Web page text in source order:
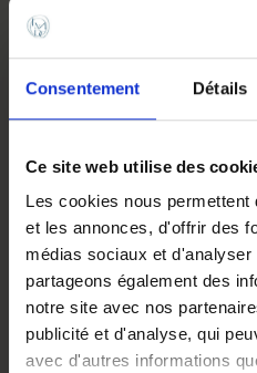
Consentement Détails
Ce site web utilise des
Les cookies nous
et les annonces, d'offrir des
médias sociaux et d'analyser
partageons également des
notre site avec nos
publicité et d'analyse, qui
avec d'autres informations
onde et lave vaisselle
conserver leur beauté
incolore et alimentaire,
de raisin ou de colza (1
DESCRIPTION
POIDS
FAÇONNAGE
MATÉRIAUX